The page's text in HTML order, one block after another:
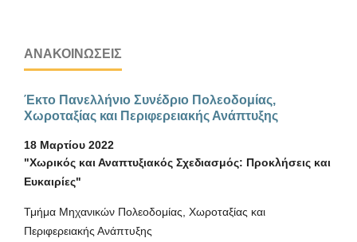
ΑΝΑΚΟΙΝΏΣΕΙΣ
Έκτο Πανελλήνιο Συνέδριο Πολεοδομίας,
Χωροταξίας και Περιφερειακής Ανάπτυξης
18 Μαρτίου 2022
"Χωρικός και Αναπτυξιακός Σχεδιασμός: Προκλήσεις και
Ευκαιρίες"
Τμήμα Μηχανικών Πολεοδομίας, Χωροταξίας και
Περιφερειακής Ανάπτυξης